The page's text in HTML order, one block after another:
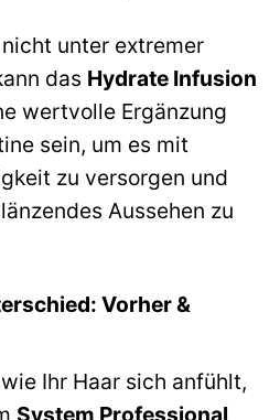
unter extremer
das Hydrate Infusion
wertvolle Ergänzung
sein, um es mit
zu versorgen und
Aussehen zu
Vorher &
Ihr Haar sich anfühlt,
System Professional